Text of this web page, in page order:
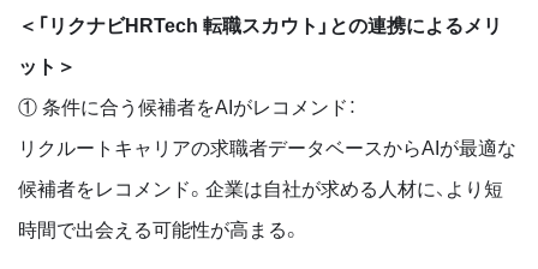
＜「リクナビHRTech 転職スカウト」との連携によるメリ
ット＞
① 条件に合う候補者をAIがレコメンド：
リクルートキャリアの求職者データベースからAIが最適な
候補者をレコメンド。企業は自社が求める人材に、より短
時間で出会える可能性が高まる。